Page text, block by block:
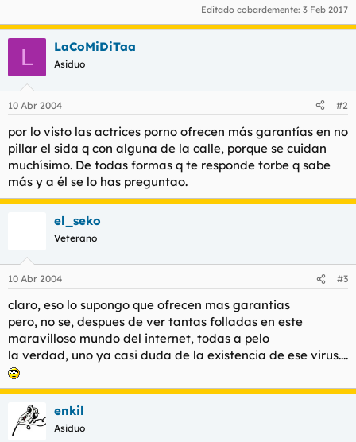
Editado cobardemente: 3 Feb 2017
L LaCoMiDiTaa
Asiduo
10 Abr 2004 #2
por lo visto las actrices porno ofrecen más garantías en no
pillar el sida q con alguna de la calle, porque se cuidan
muchísimo. De todas formas q te responde torbe q sabe
más y a él se lo has preguntao.
el_seko
Veterano
10 Abr 2004 #3
claro, eso lo supongo que ofrecen mas garantias
pero, no se, despues de ver tantas folladas en este
maravilloso mundo del internet, todas a pelo
la verdad, uno ya casi duda de la existencia de ese virus....
enkil
Asiduo